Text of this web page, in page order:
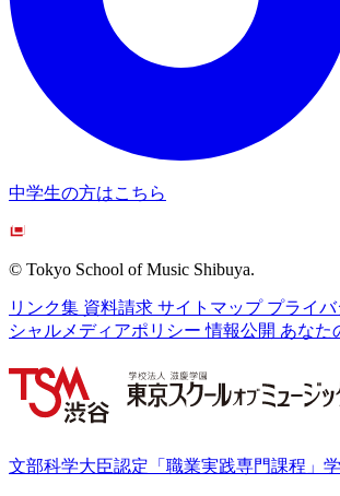
中学生の方はこちら
© Tokyo School of Music Shibuya.
リンク集 資料請求 サイトマップ プライ
シャルメディアポリシー 情報公開 あなた
文部科学大臣認定「職業実践専門課程」